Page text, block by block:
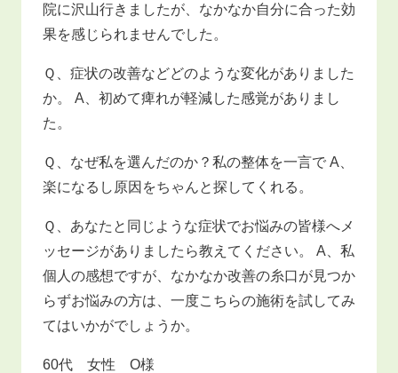
院に沢山行きましたが、なかなか自分に合った効
果を感じられませんでした。
Ｑ、症状の改善などどのような変化がありました
か。 A、初めて痺れが軽減した感覚がありまし
た。
Ｑ、なぜ私を選んだのか？私の整体を一言で A、
楽になるし原因をちゃんと探してくれる。
Ｑ、あなたと同じような症状でお悩みの皆様へメ
ッセージがありましたら教えてください。 A、私
個人の感想ですが、なかなか改善の糸口が見つか
らずお悩みの方は、一度こちらの施術を試してみ
てはいかがでしょうか。
60代 女性 O様